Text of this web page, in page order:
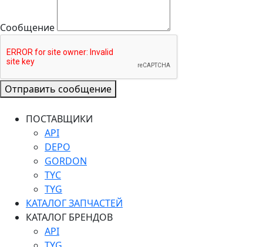
Сообщение
Отправить сообщение
ПОСТАВЩИКИ
API
DEPO
GORDON
TYC
TYG
КАТАЛОГ ЗАПЧАСТЕЙ
КАТАЛОГ БРЕНДОВ
API